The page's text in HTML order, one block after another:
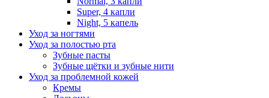
Super, 4 капли
Night, 5 капель
Уход за ногтями
Уход за полостью рта
Зубные пасты
Зубные щётки и зубные нити
Уход за проблемной кожей
Кремы